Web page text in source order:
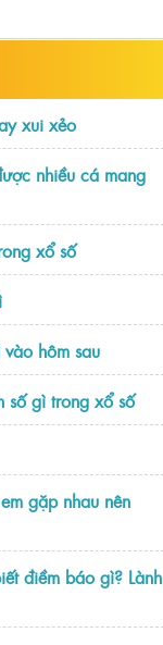
xui xẻo
nhiều cá mang
xổ số
hôm sau
số gì trong xổ số
gặp nhau nên
điềm báo gì? Lành